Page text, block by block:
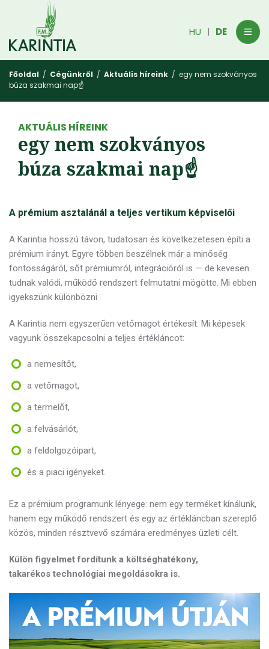
HU | DE
Főoldal / Cégünkről / Aktuális híreink / egy nem szokványos
búza szakmai nap☝️
AKTUÁLIS HÍREINK
egy nem szokványos
búza szakmai nap☝️
A prémium asztalánál a teljes vertikum képviselői
A Karintia hosszú távon, tudatosan és következetesen építi a
prémium irányt. Egyre többen beszélnek már a minőség
fontosságáról, sőt prémiumról, integrációról is — de kevesen
tudnak valódi, működő rendszert felmutatni mögötte. Mi ebben
igyekszünk különbözni
A Karintia nem egyszerűen vetőmagot értékesít. Mi képesek
vagyunk összekapcsolni a teljes értékláncot:
a nemesítőt,
a vetőmagot,
a termelőt,
a felvásárlót,
a feldolgozóipart,
és a piaci igényeket.
Ez a prémium programunk lényege: nem egy terméket kínálunk,
hanem egy működő rendszert és egy az értékláncban szereplő
közös, minden résztvevő számára eredményes üzleti célt.
Külön figyelmet fordítunk a költséghatékony,
takarékos technológiai megoldásokra is.